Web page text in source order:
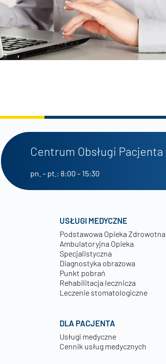
Centrum Obsługi Pacjenta
pn. – pt.: 8:00 – 15:30
USŁUGI MEDYCZNE
Podstawowa Opieka Zdrowotna
Ambulatoryjna Opieka
Specjalistyczna
Diagnostyka obrazowa
Punkt pobrań
Rehabilitacja lecznicza
Leczenie stomatologiczne
DLA PACJENTA
Usługi medyczne
Cennik usług medycznych